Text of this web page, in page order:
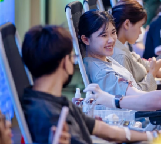
HỒN VIỆT
SỨC SỐNG VIỆT
THỂ THAO
ĐỜI SỐNG VĂN HÓA
VĂN NGHỆ